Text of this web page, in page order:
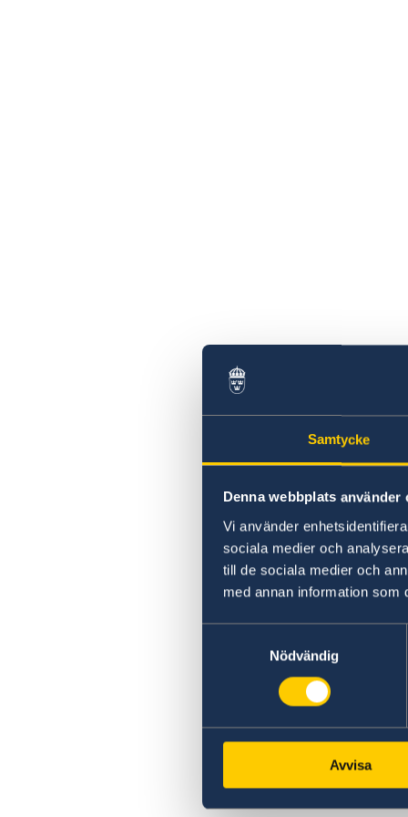
Samtycke
Denna webbplats använder
Vi använder
sociala medier och
till de sociala medier och
med annan information som
Nödvändig
Avvisa